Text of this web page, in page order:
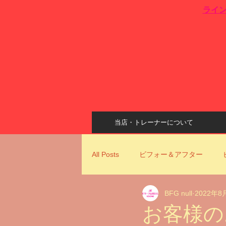
ライ
当店・トレーナーについて
All Posts ビフォー＆アフター
ビリーフ古川ジム
お客様
BFG null 2022年8